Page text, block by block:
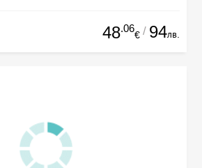
48.06
€ / 94лв.